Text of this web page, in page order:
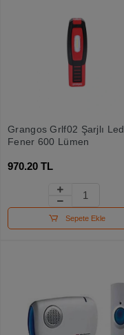
Grangos Grlf02 Şarjlı Led
Fener 600 Lümen
970.20 TL
Sepete Ekle